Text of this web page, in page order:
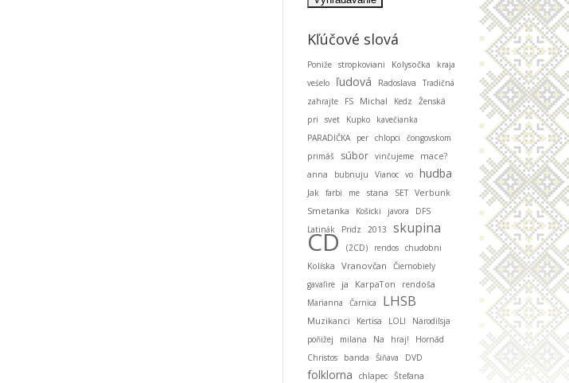
Kľúčové slová
Poniže stropkoviani Kolysočka
kraja
veśelo
ľudová Radoslava
Tradičná
zahrajte
FS Michal Kedz
Ženská
pri
svet Kupko
kavečianka
PARADIČKA
per chlopci
čongovskom
primáš
súbor vinčujeme
mace?
anna
bubnuju Vianoc vo hudba
Jak farbi me stana SET Verbunk
Smetanka Košicki javora
DFS
Latinák
Pridz 2013 skupina
CD (2CD) rendos chudobni
Kolíska
Vranovčan
Čiernobiely
gavaľire
ja KarpaTon
rendoša
Marianna
Čarnica LHSB
Muzikanci Kertisa LOLI
Narodilsja
poňižej
milana Na hraj!
Hornád
Christos
banda Šiňava DVD
folklorna chlapec Štefana